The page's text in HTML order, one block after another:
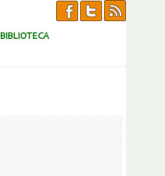
BIBLIOTECA